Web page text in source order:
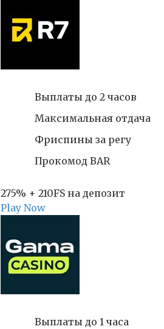
Выплаты до 2 часов
Максимальная отдача
Фриспины за регу
Прокомод BAR
275% + 210FS на депозит
Play Now
Выплаты до 1 часа